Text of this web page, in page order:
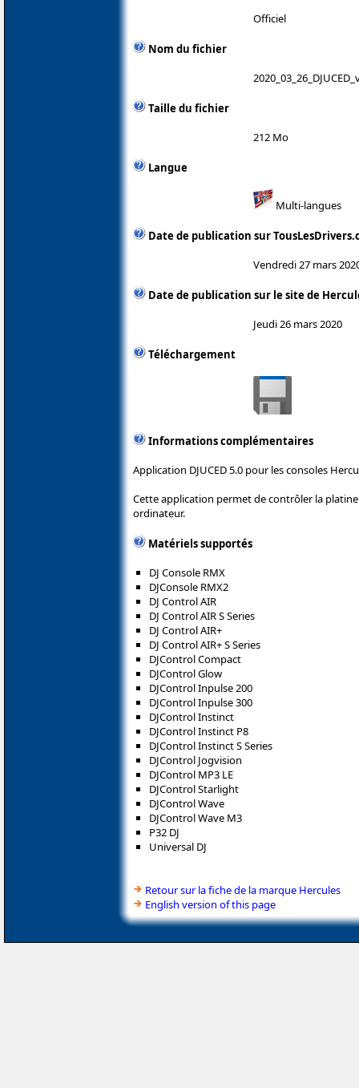
Officiel
Nom du fichier
Taille du fichier
212 Mo
Langue
Multi-langues
Date de publication sur
Vendredi 27 mars
Date de publication sur le site de
Jeudi 26 mars 2020
Téléchargement
Informations complémentaires
Application DJUCED 5.0 pour les consoles
Cette application permet de contrôler la
ordinateur.
Matériels supportés
DJ Console RMX
DJConsole RMX2
DJ Control AIR
DJ Control AIR S Series
DJ Control AIR+
DJ Control AIR+ S Series
DJControl Compact
DJControl Glow
DJControl Inpulse 200
DJControl Inpulse 300
DJControl Instinct
DJControl Instinct P8
DJControl Instinct S Series
DJControl Jogvision
DJControl MP3 LE
DJControl Starlight
DJControl Wave
DJControl Wave M3
P32 DJ
Universal DJ
Retour sur la fiche de la marque Hercules
English version of this page